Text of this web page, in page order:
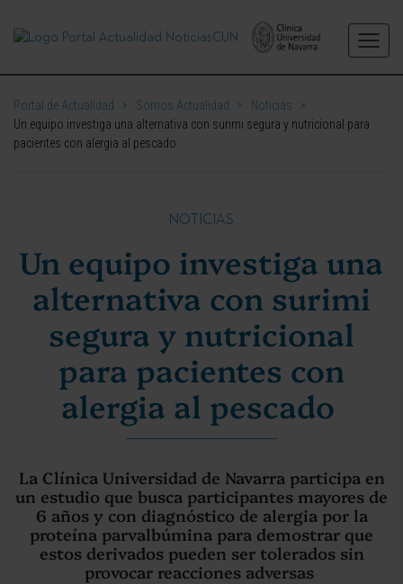
Portal de Actualidad > Somos Actualidad > Noticias
>
Un equipo investiga una alternativa con surimi segura y nutricional para
pacientes con alergia al pescado
NOTICIAS
Un equipo investiga una
alternativa con surimi
segura y nutricional
para pacientes con
alergia al pescado
La Clínica Universidad de Navarra participa en
un estudio que busca participantes mayores de
6 años y con diagnóstico de alergia por la
proteína parvalbúmina para demostrar que
estos derivados pueden ser tolerados sin
provocar reacciones adversas